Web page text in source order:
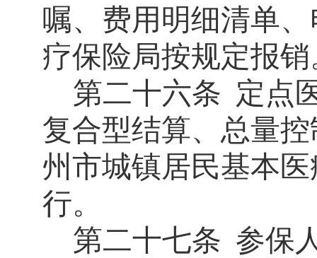
嘱、费用明细清单
疗保险局按规定报销
第二十六条 定点
复合型结算、总量
州市城镇居民基本
行。
第二十七条 参保